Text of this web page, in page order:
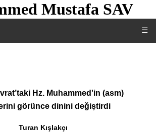
Mustafa SAV
☰
Hz. Muhammed'in (asm)
görünce dinini değiştirdi
Turan Kışlakçı